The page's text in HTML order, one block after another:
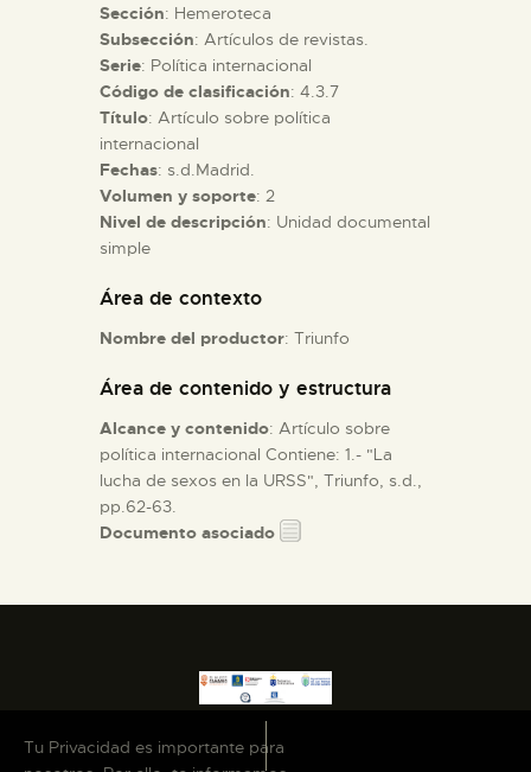
█
EL MUSEO
COLECCIONES
DIDÁCTICA
ESPAÑOL
Sección: Hemeroteca
Subsección: Artículos de revistas.
Serie: Política internacional
Código de clasificación: 4.3.7
Título: Artículo sobre política
internacional
Fechas: s.d.Madrid.
Volumen y soporte: 2
Nivel de descripción: Unidad documental
simple
Área de contexto
Nombre del productor: Triunfo
Área de contenido y estructura
Alcance y contenido: Artículo sobre
política internacional Contiene: 1.- "La
lucha de sexos en la URSS", Triunfo, s.d.,
pp.62-63.
Documento asociado
Tu Privacidad es importante para